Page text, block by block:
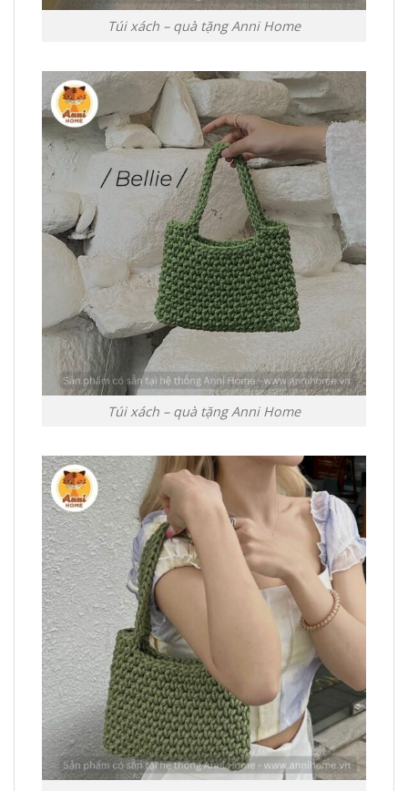
Túi xách – quà tặng Anni Home
Túi xách – quà tặng Anni Home